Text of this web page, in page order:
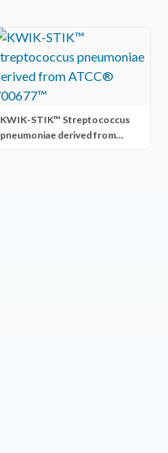
KWIK-STIK™ Streptococcus
pneumoniae derived from